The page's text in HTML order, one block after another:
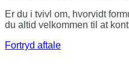
Er du i tvivl om, hvorvidt
du altid velkommen til at
Fortryd aftale